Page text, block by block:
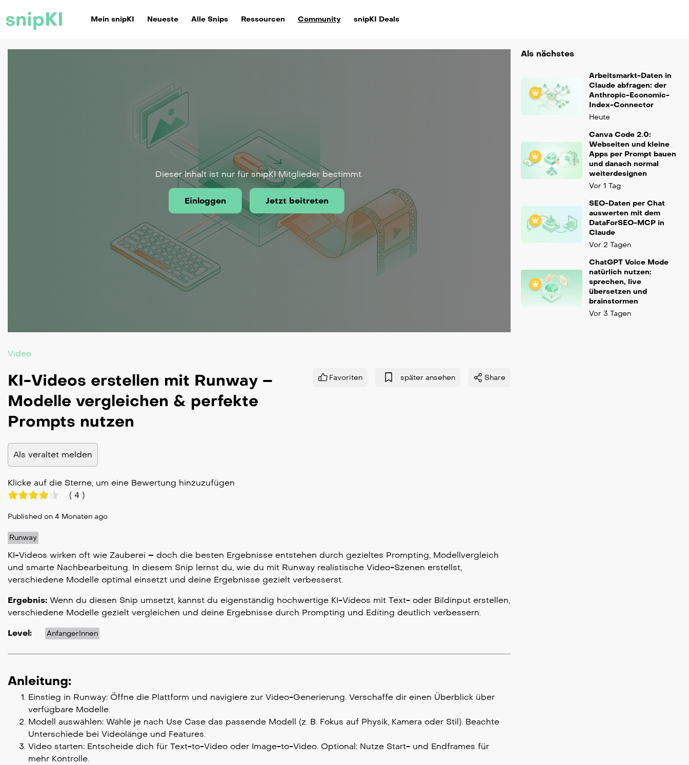
snipKI Mein snipKI Neueste Alle Snips Ressourcen Community snipKI Deals
Dieser Inhalt ist nur für snipKI Mitglieder bestimmt.
Einloggen Jetzt beitreten
Video
KI-Videos erstellen mit Runway –
Modelle vergleichen & perfekte
Prompts nutzen
Als veraltet melden
Favoriten später ansehen Share
Klicke auf die Sterne, um eine Bewertung hinzuzufügen
( 4 )
Published on 4 Monaten ago
Runway
KI-Videos wirken oft wie Zauberei – doch die besten Ergebnisse entstehen durch gezieltes Prompting, Modellvergleich
und smarte Nachbearbeitung. In diesem Snip lernst du, wie du mit Runway realistische Video-Szenen erstellst,
verschiedene Modelle optimal einsetzt und deine Ergebnisse gezielt verbesserst.
Ergebnis: Wenn du diesen Snip umsetzt, kannst du eigenständig hochwertige KI-Videos mit Text- oder Bildinput erstellen,
verschiedene Modelle gezielt vergleichen und deine Ergebnisse durch Prompting und Editing deutlich verbessern.
Level: AnfangerInnen
Anleitung:
Einstieg in Runway: Öffne die Plattform und navigiere zur Video-Generierung. Verschaffe dir einen Überblick über
verfügbare Modelle.
Modell auswählen: Wähle je nach Use Case das passende Modell (z. B. Fokus auf Physik, Kamera oder Stil). Beachte
Unterschiede bei Videolänge und Features.
Video starten: Entscheide dich für Text-to-Video oder Image-to-Video. Optional: Nutze Start- und Endframes für
mehr Kontrolle.
Als nächstes
Arbeitsmarkt-Daten in
Claude abfragen: der
Anthropic-Economic-
Index-Connector
Heute
Canva Code 2.0:
Webseiten und kleine
Apps per Prompt bauen
und danach normal
weiterdesignen
Vor 1 Tag
SEO-Daten per Chat
auswerten mit dem
DataForSEO-MCP in
Claude
Vor 2 Tagen
ChatGPT Voice Mode
natürlich nutzen:
sprechen, live
übersetzen und
brainstormen
Vor 3 Tagen